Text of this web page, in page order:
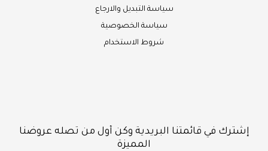
سياسة التبديل والارجاع
سياسة الخصوصية
شروط الاستخدام
إشترك في قائمتنا البريدية وكن أول من تصله عروضنا
المميزة